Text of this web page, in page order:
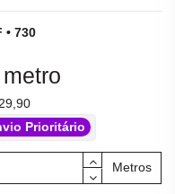
• 730
Prioritário
Metros